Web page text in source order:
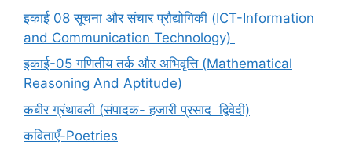
इकाई 08 सूचना और संचार प्रौद्योगिकी (ICT-Information
and Communication Technology)
इकाई-05 गणितीय तर्क और अभिवृत्ति (Mathematical
Reasoning And Aptitude)
कबीर ग्रंथावली (संपादक- हजारी प्रसाद द्विवेदी)
कविताएँ-Poetries